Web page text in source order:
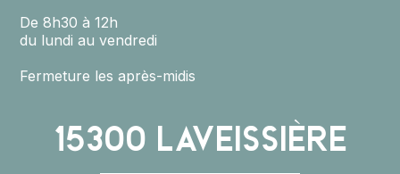
De 8h30 à 12h
du lundi au vendredi
Fermeture les après-midis
15300 LAVEISSIÈRE